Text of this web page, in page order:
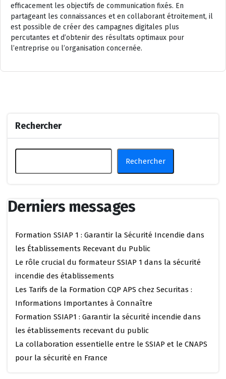
efficacement les objectifs de communication fixés. En
partageant les connaissances et en collaborant étroitement, il
est possible de créer des campagnes digitales plus
percutantes et d’obtenir des résultats optimaux pour
l’entreprise ou l’organisation concernée.
Rechercher
Rechercher
Derniers messages
Formation SSIAP 1 : Garantir la Sécurité Incendie dans
les Établissements Recevant du Public
Le rôle crucial du formateur SSIAP 1 dans la sécurité
incendie des établissements
Les Tarifs de la Formation CQP APS chez Securitas :
Informations Importantes à Connaître
Formation SSIAP1 : Garantir la sécurité incendie dans
les établissements recevant du public
La collaboration essentielle entre le SSIAP et le CNAPS
pour la sécurité en France